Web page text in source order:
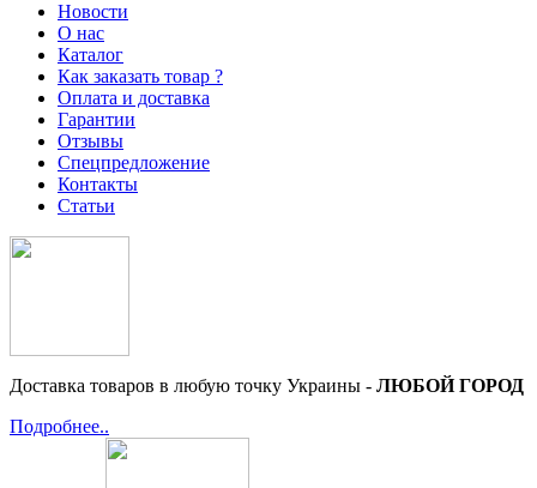
Новости
О нас
Каталог
Как заказать товар ?
Оплата и доставка
Гарантии
Отзывы
Спецпредложение
Контакты
Статьи
Доставка товаров в любую точку Украины - ЛЮБОЙ ГОРОД
Подробнее..